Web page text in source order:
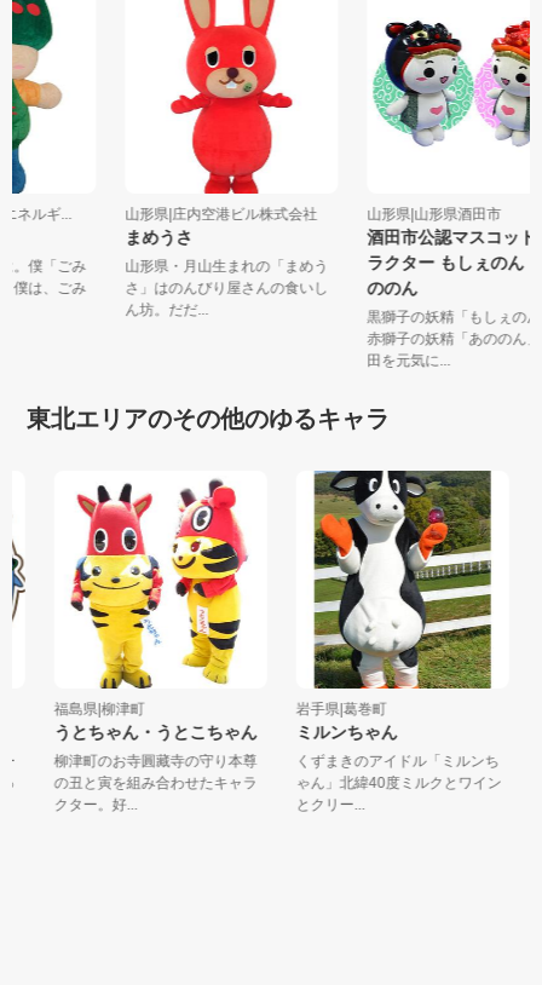
エネルギ...
は。僕「ごみ
。僕は、ごみ
山形県|庄内空港ビル株式会社
まめうさ
山形県・月山生まれの「まめう
さ」はのんびり屋さんの食いし
ん坊。だだ...
山形県|山形県酒田市
酒田市公認マスコッ
ラクター もしぇのん
ののん
黒獅子の妖精「もしぇの
赤獅子の妖精「あののん
田を元気に...
東北エリアのその他のゆるキャラ
福島県|柳津町
うとちゃん・うとこちゃん
柳津町のお寺圓藏寺の守り本尊
の丑と寅を組み合わせたキャラ
クター。好...
岩手県|葛巻町
ミルンちゃん
くずまきのアイドル「ミルンち
ゃん」北緯40度ミルクとワイン
とクリー...